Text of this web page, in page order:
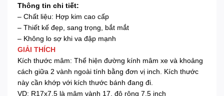
Thông tin chi tiết:
– Chất liệu: Hợp kim cao cấp
– Thiết kế đẹp, sang trọng, bắt mắt
– Không lo sợ khi va đập mạnh
GIẢI THÍCH
Kích thước mâm: Thể hiện đường kính mâm xe và khoảng
cách giữa 2 vành ngoài tính bằng đơn vị inch. Kích thước
này cần khớp với kích thước bánh đang đi.
VD: R17x7.5 là mâm vành 17, độ rộng 7.5 inch